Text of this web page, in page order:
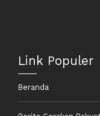
Link Populer
Beranda